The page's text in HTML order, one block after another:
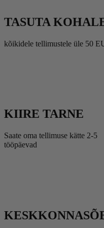
TASUTA
kõikidele tellimustele üle 50
KIIRE TARNE
Saate oma tellimuse kätte 2-5
tööpäevad